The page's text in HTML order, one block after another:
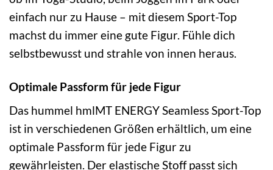
einfach nur zu Hause – mit diesem Sport-Top
machst du immer eine gute Figur. Fühle dich
selbstbewusst und strahle von innen heraus.
Optimale Passform für jede Figur
Das hummel hmlMT ENERGY Seamless Sport-Top
ist in verschiedenen Größen erhältlich, um eine
optimale Passform für jede Figur zu
gewährleisten. Der elastische Stoff passt sich